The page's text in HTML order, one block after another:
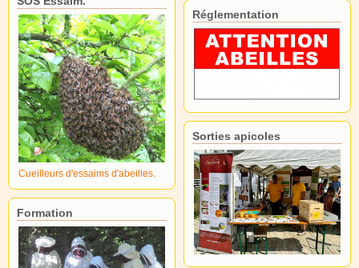
Cueilleurs d'essaims d'abeilles.
Formation
Réglementation
Sorties apicoles